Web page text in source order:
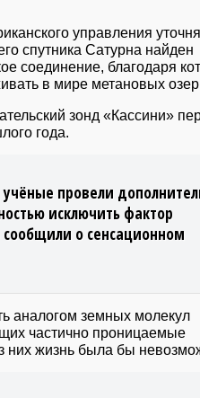
управления
спутника Сатурна найден
соединение, благодаря
в мире метановых
зонд «Кассини»
года.
провели
исключить фактор
о сенсационном
аналогом земных молекул
частично проницаемые
жизнь была бы